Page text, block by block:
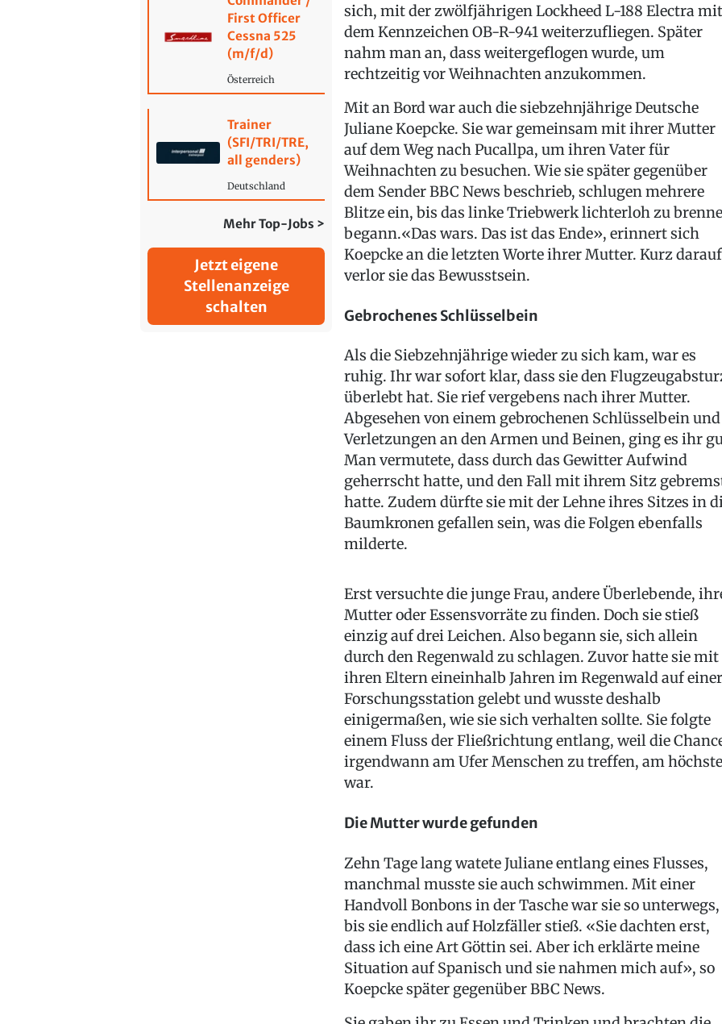
First Officer
Cessna 525
(m/f/d)
Österreich
Trainer
(SFI/TRI/TRE,
all genders)
Deutschland
Mehr Top-Jobs >
Jetzt eigene
Stellenanzeige
schalten
sich, mit der zwölfjährigen Lockheed L-188 Electra mit
dem Kennzeichen OB-R-941 weiterzufliegen. Später
nahm man an, dass weitergeflogen wurde, um
rechtzeitig vor Weihnachten anzukommen.
Mit an Bord war auch die siebzehnjährige Deutsche
Juliane Koepcke. Sie war gemeinsam mit ihrer Mutter
auf dem Weg nach Pucallpa, um ihren Vater für
Weihnachten zu besuchen. Wie sie später gegenüber
dem Sender BBC News beschrieb, schlugen mehrere
Blitze ein, bis das linke Triebwerk lichterloh zu
begann.«Das wars. Das ist das Ende», erinnert sich
Koepcke an die letzten Worte ihrer Mutter. Kurz darauf
verlor sie das Bewusstsein.
Gebrochenes Schlüsselbein
Als die Siebzehnjährige wieder zu sich kam, war es
ruhig. Ihr war sofort klar, dass sie den
überlebt hat. Sie rief vergebens nach ihrer Mutter.
Abgesehen von einem gebrochenen Schlüsselbein und
Verletzungen an den Armen und Beinen, ging es ihr
Man vermutete, dass durch das Gewitter Aufwind
geherrscht hatte, und den Fall mit ihrem Sitz
hatte. Zudem dürfte sie mit der Lehne ihres Sitzes in
Baumkronen gefallen sein, was die Folgen ebenfalls
milderte.
Erst versuchte die junge Frau, andere Überlebende,
Mutter oder Essensvorräte zu finden. Doch sie stieß
einzig auf drei Leichen. Also begann sie, sich allein
durch den Regenwald zu schlagen. Zuvor hatte sie mit
ihren Eltern eineinhalb Jahren im Regenwald auf einer
Forschungsstation gelebt und wusste deshalb
einigermaßen, wie sie sich verhalten sollte. Sie folgte
einem Fluss der Fließrichtung entlang, weil die
irgendwann am Ufer Menschen zu treffen, am
war.
Die Mutter wurde gefunden
Zehn Tage lang watete Juliane entlang eines Flusses,
manchmal musste sie auch schwimmen. Mit einer
Handvoll Bonbons in der Tasche war sie so unterwegs,
bis sie endlich auf Holzfäller stieß. «Sie dachten erst,
dass ich eine Art Göttin sei. Aber ich erklärte meine
Situation auf Spanisch und sie nahmen mich auf», so
Koepcke später gegenüber BBC News.